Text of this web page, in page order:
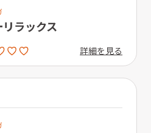
ラックス
詳細を見る